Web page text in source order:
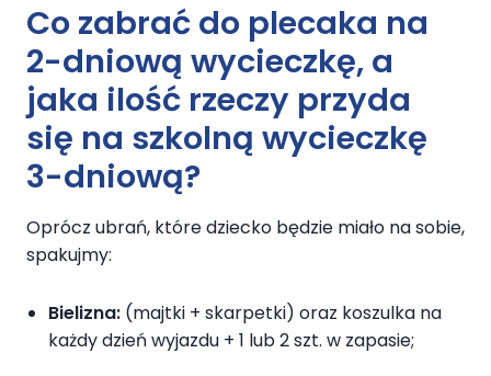
Co zabrać do plecaka na
2-dniową wycieczkę, a
jaka ilość rzeczy przyda
się na szkolną wycieczkę
3-dniową?
Oprócz ubrań, które dziecko będzie miało na sobie,
spakujmy:
Bielizna: (majtki + skarpetki) oraz koszulka na
każdy dzień wyjazdu + 1 lub 2 szt. w zapasie;